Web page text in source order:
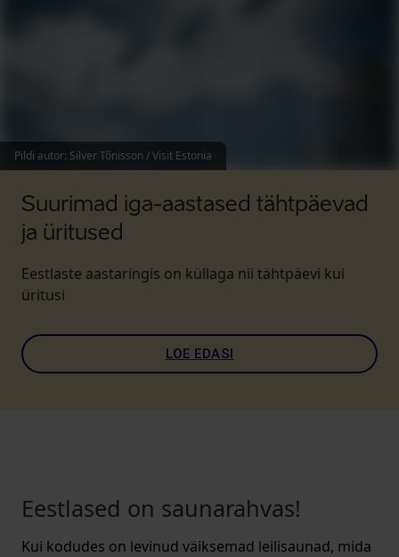
Pildi autor: Silver Tõnisson / Visit Estonia
Suurimad iga-aastased tähtpäevad
ja üritused
Eestlaste aastaringis on küllaga nii tähtpäevi kui
üritusi
LOE EDASI
Eestlased on saunarahvas!
Kui kodudes on levinud väiksemad leilisaunad, mida